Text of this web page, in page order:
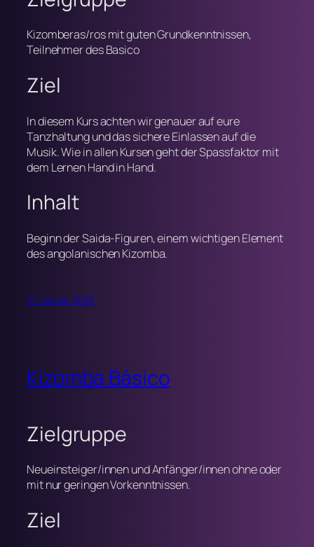
Kizomberas/ros mit guten Grundkenntnissen,
Teilnehmer des Basico
Ziel
In diesem Kurs achten wir genauer auf eure
Tanzhaltung und das sichere Einlassen auf die
Musik. Wie in allen Kursen geht der Spassfaktor mit
dem Lernen Hand in Hand.
Inhalt
Beginn der Saida-Figuren, einem wichtigen Element
des angolanischen Kizomba.
27. Januar 2025
Kizomba Básico
Zielgruppe
Neueinsteiger/innen und Anfänger/innen ohne oder
mit nur geringen Vorkenntnissen.
Ziel